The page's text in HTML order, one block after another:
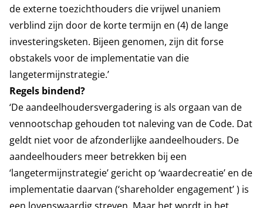
de externe toezichthouders die vrijwel unaniem
verblind zijn door de korte termijn en (4) de lange
investeringsketen. Bijeen genomen, zijn dit forse
obstakels voor de implementatie van die
langetermijnstrategie.’
Regels bindend?
‘De aandeelhoudersvergadering is als orgaan van de
vennootschap gehouden tot naleving van de Code. Dat
geldt niet voor de afzonderlijke aandeelhouders. De
aandeelhouders meer betrekken bij een
‘langetermijnstrategie’ gericht op ‘waardecreatie’ en de
implementatie daarvan (‘shareholder engagement’ ) is